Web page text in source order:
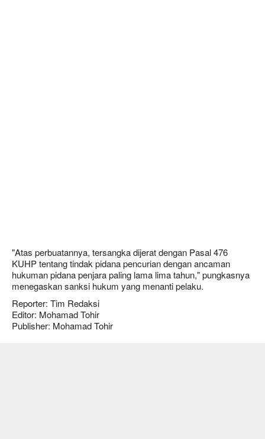
"Atas perbuatannya, tersangka dijerat dengan Pasal 476
KUHP tentang tindak pidana pencurian dengan ancaman
hukuman pidana penjara paling lama lima tahun," pungkasnya
menegaskan sanksi hukum yang menanti pelaku.
Reporter: Tim Redaksi
Editor: Mohamad Tohir
Publisher: Mohamad Tohir